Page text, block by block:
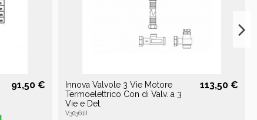
91,50 €
Innova Valvole 3 Vie Motore
Termoelettrico Con di Valv. a 3
Vie e Det.
V30361II
113,50 €